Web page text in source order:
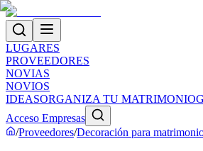
LUGARES
PROVEEDORES
NOVIAS
NOVIOS
IDEASORGANIZA TU MATRIMONIO
Acceso Empresas
/Proveedores/Decoración para